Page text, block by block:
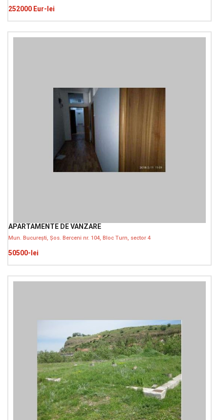
252000 Eur-lei
APARTAMENTE DE VANZARE
Mun. București, Șos. Berceni nr. 104, Bloc Turn, sector 4
50500-lei